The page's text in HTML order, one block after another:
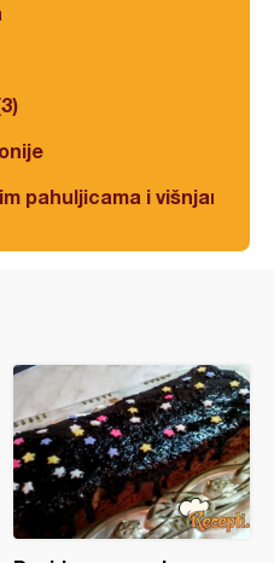
pahuljicama i višnjama